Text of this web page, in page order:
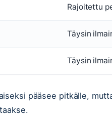
Rajoitettu
Täysin
Täysin
pääsee pitkälle,